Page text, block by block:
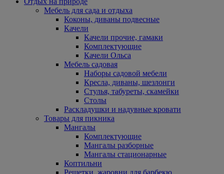
Мебель для сада и отдыха
Коконы, диваны подвесные
Качели
Качели прочие, гамаки
Комплектующие
Качели Ольса
Мебель садовая
Наборы садовой мебели
Кресла, диваны, шезлонги
Стулья, табуреты, скамейки
Столы
Раскладушки и надувные кровати
Товары для пикника
Мангалы
Комплектующие
Мангалы разборные
Мангалы стационарные
Коптильни
Решетки, жаровни для барбекю